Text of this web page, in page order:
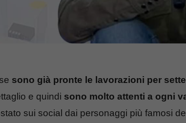
sono già pronte le lavorazioni per
e quindi sono molto attenti a ogni
sui social dai personaggi più famosi